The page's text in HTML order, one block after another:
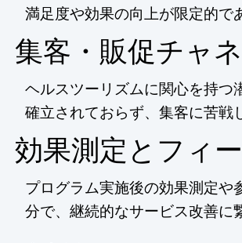
満足度や効果の向上が限定的で
集客・販促チャ
ヘルスツーリズムに関心を持つ
確立されておらず、集客に苦戦
効果測定とフィ
プログラム実施後の効果測定や
分で、継続的なサービス改善に